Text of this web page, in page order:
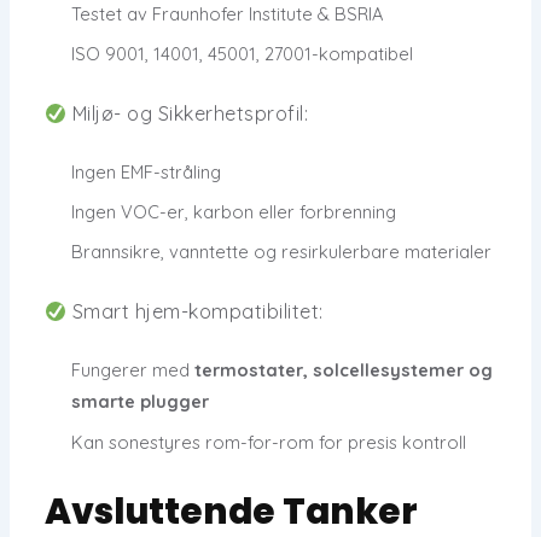
Testet av Fraunhofer Institute & BSRIA
ISO 9001, 14001, 45001, 27001-kompatibel
Miljø- og Sikkerhetsprofil:
Ingen EMF-stråling
Ingen VOC-er, karbon eller forbrenning
Brannsikre, vanntette og resirkulerbare materialer
Smart hjem-kompatibilitet:
Fungerer med termostater, solcellesystemer og
smarte plugger
Kan sonestyres rom-for-rom for presis kontroll
Avsluttende Tanker